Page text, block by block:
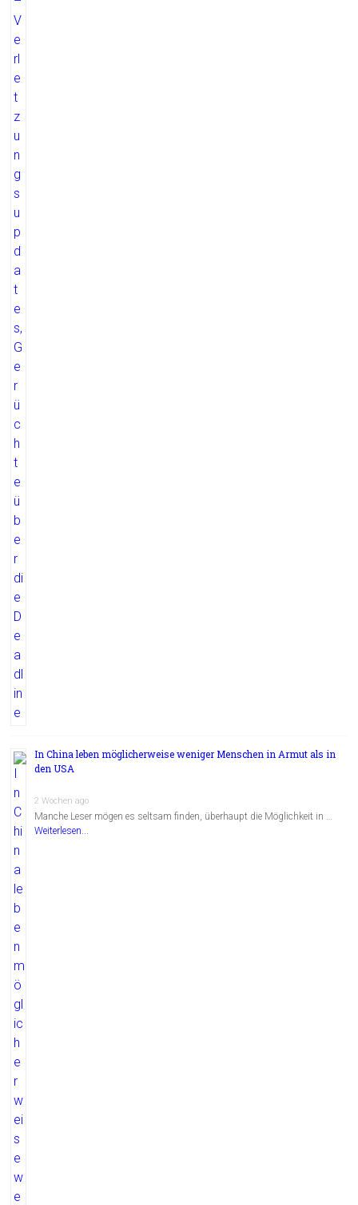
In China leben möglicherweise weniger Menschen in Armut als in
den USA
2 Wochen ago
Manche Leser mögen es seltsam finden, überhaupt die Möglichkeit in …
Weiterlesen...